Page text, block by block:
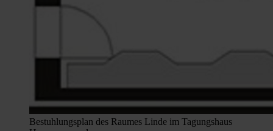
Bestuhlungsplan des Raumes Linde im Tagungshaus